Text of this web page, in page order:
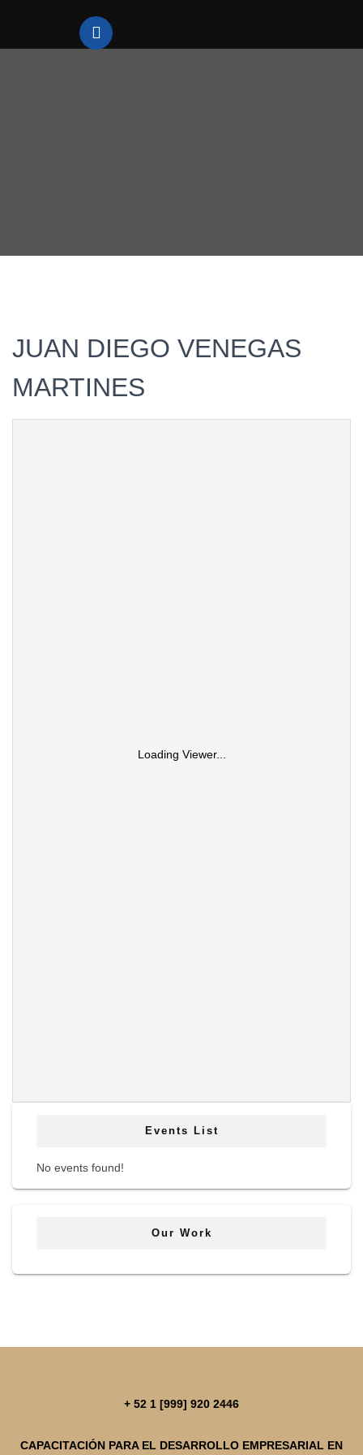
JUAN DIEGO VENEGAS
MARTINES
Loading Viewer...
Events List
No events found!
Our Work
+ 52 1 [999] 920 2446
CAPACITACIÓN PARA EL DESARROLLO EMPRESARIAL EN